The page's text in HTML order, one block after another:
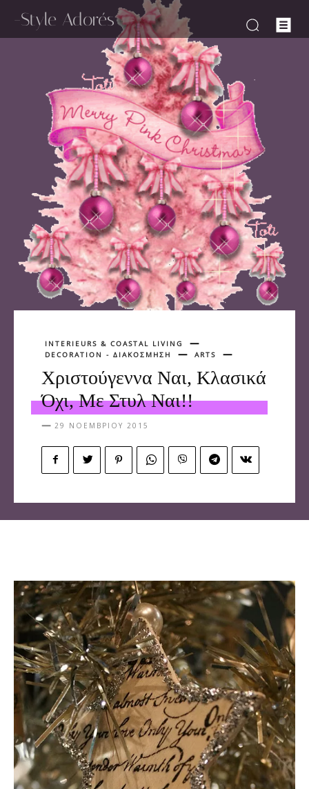
-Style Adorés
INTERIEURS & COASTAL LIVING
DECORATION - ΔΙΑΚΟΣΜΗΣΗ
ARTS
Χριστούγεννα Ναι, Κλασικά
Όχι, Με Στυλ Ναι!!
29 ΝΟΕΜΒΡΊΟΥ 2015